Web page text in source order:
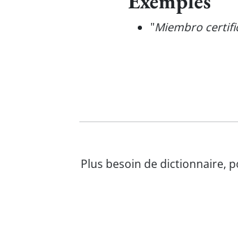
"Miembro
Plus besoin de dictionnaire,